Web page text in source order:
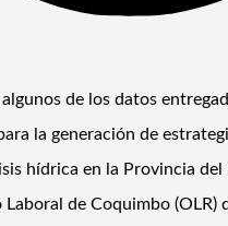
de los datos
la generación de
hídrica en la Provincia del
de Coquimbo (OLR)